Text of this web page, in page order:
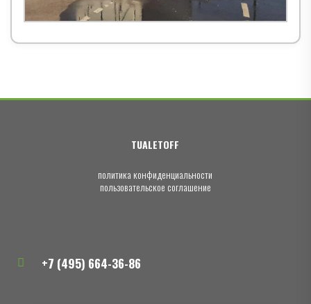
TUALETOFF
политика конфиденциальности
пользовательское соглашение
+7 (495) 664-36-86